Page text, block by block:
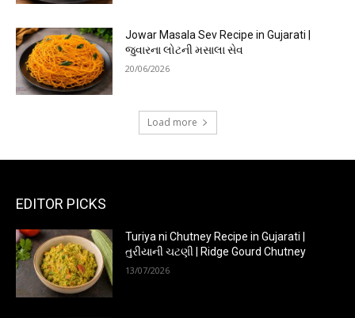
Jowar Masala Sev Recipe in Gujarati |
જુવારના લોટની મસાલા સેવ
20/06/2026
Load more
EDITOR PICKS
Turiya ni Chutney Recipe in Gujarati |
તુરીયાની ચટણી | Ridge Gourd Chutney
13/07/2026